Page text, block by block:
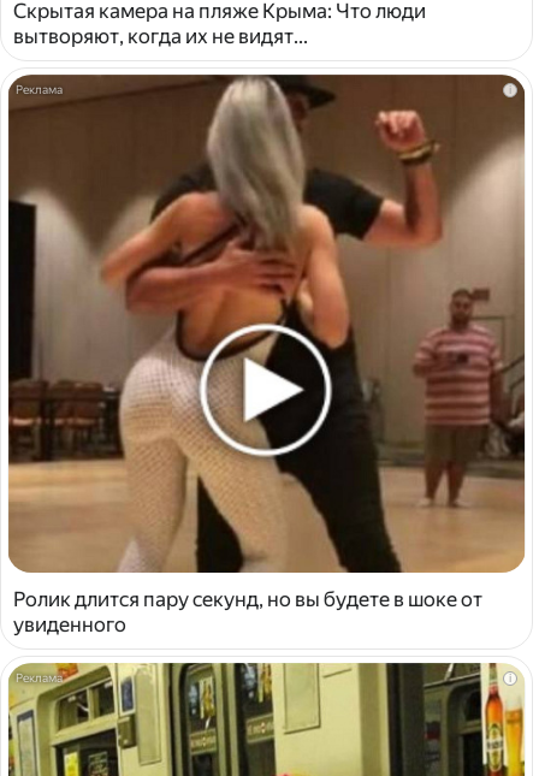
Скрытая камера на пляже Крыма: Что люди
вытворяют, когда их не видят...
i
Ролик длится пару секунд, но вы будете в шоке от
увиденного
i